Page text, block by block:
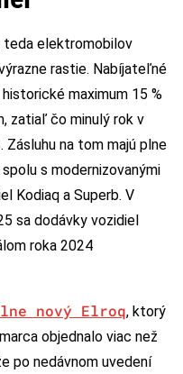
teda elektromobilov
rastie. Nabíjateľné
maximum 15 %
zatiaľ čo minulý rok v
na tom majú plne
s modernizovanými
Kodiaq a Superb. V
sa dodávky vozidiel
roka 2024
nový Elroq, ktorý
objednalo viac než
po nedávnom uvedení